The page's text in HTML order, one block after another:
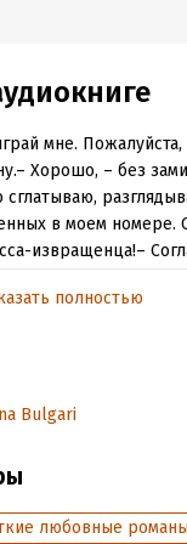
мне.
Хорошо, – без
сглатываю,
в моем номере.
извращенца!–
А ты… Докажи тому
информация
28 ноября
полностью
Bulgari
любовные